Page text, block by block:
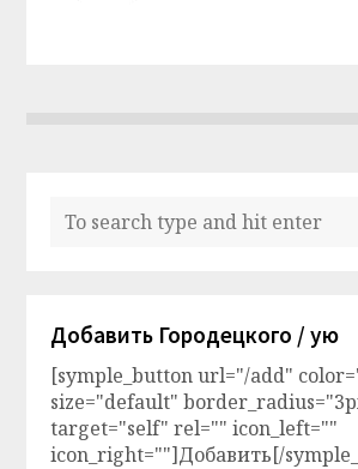
Добавить Городецкого / ую
[symple_button url="/add"
size="default"
target="self" rel="" icon_left=""
icon_right=""]Добавить[/